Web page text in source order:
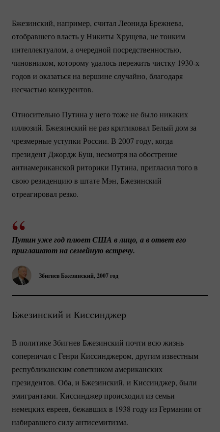
Бжезинский, например, считал Леонида Брежнева,
отобравшего власть у Никиты Хрущева, не тонким
интеллектуалом, а очередной посредственностью,
чиновником, которому удалось пережить чистку 1930-х
годов и оказаться на вершине случайно, благодаря
несчастью конкурентов.
Относительно Путина у него тоже не было никаких
иллюзий. Бжезинский не раз критиковал Белый дом за
чрезмерные уступки России. В 2007 году, когда
президент Джордж Буш, несмотря на обострение
антиамериканской риторики Путина, пригласил того в
свою резиденцию в штате Мэн, Бжезинский
отреагировал резко.
Збигнев Бжезинский, 2007 год
Путин уже год плюет США в лицо, а в ответ его
приглашают на семейную встречу.
Бжезинский и Киссинджер
В политике Збигнев Бжезинский почти всю жизнь
соперничал с Генри Киссинджером, другим известным
республиканским советником американских
президентов. Оба, и Бжезинский, и Киссинджер, были
эмигрантами. Киссинджер происходил из семьи
немецких евреев, бежавших в 1938 году из Германии от
набиравшего силу антисемитизма.